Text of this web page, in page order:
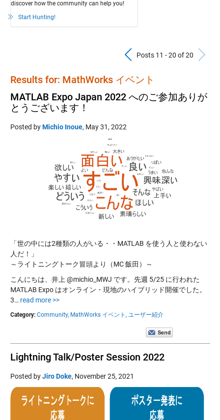
discover how the community can help you!
Start Hunting!
Previous
Posts 11 - 20 of 20
Results for: MathWorks イベント
MATLAB Expo Japan 2022 へのご参加ありが
とうございます！
Posted byMichio Inoue, May 31, 2022
「世の中には2種類の人がいる・・MATLAB を使う人と使わない
人だ！」
～ライトニングトーク冒頭より（MC 飯田）～
こんにちは、井上 @michio_MWJ です。先週 5/25 に行われた
MATLAB Expo はオンライン・現地のハイブリッド開催でした。
3… read more >>
Category: Community, MathWorks イベント, ユーザー紹介
Lightning Talk/Poster Session 2022
Posted byJiro Doke, November 25, 2021